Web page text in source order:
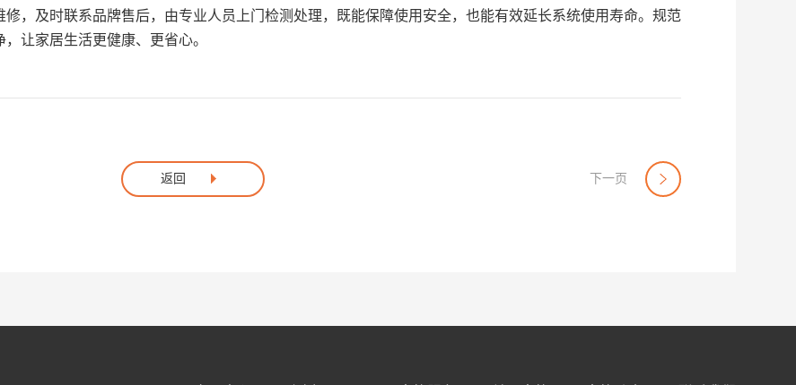
，及时联系品牌售后，由专业人员上门检测处理，既能保障使用安全，也能有效延长系统使用寿命。 规范
让家居生活更健康、更省心。
下一页
返回